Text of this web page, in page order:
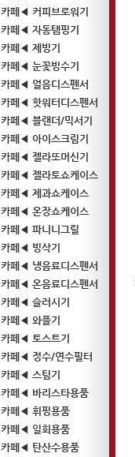
카페◀ 커피브로워기
카페◀ 자동탬핑기
카페◀ 제빙기
카페◀ 눈꽃빙수기
카페◀ 얼음디스펜서
카페◀ 핫워터디스펜서
카페◀ 블랜더/믹서기
카페◀ 아이스크림기
카페◀ 젤라또머신기
카페◀ 젤라토쇼케이스
카페◀ 제과쇼케이스
카페◀ 온장쇼케이스
카페◀ 파니니그릴
카페◀ 빙삭기
카페◀ 냉음료디스펜서
카페◀ 온음료디스펜서
카페◀ 슬러시기
카페◀ 와플기
카페◀ 토스트기
카페◀ 정수/연수필터
카페◀ 스팀기
카페◀ 바리스타용품
카페◀ 휘핑용품
카페◀ 일회용품
카페◀ 탄산수용품